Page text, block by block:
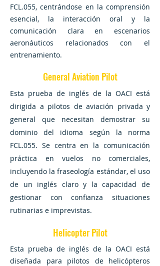
FCL.055, centrándose en la comprensión
esencial, la interacción oral y la
comunicación clara en escenarios
aeronáuticos relacionados con el
entrenamiento.
General Aviation Pilot
Esta prueba de inglés de la OACI está
dirigida a pilotos de aviación privada y
general que necesitan demostrar su
dominio del idioma según la norma
FCL.055. Se centra en la comunicación
práctica en vuelos no comerciales,
incluyendo la fraseología estándar, el uso
de un inglés claro y la capacidad de
gestionar con confianza situaciones
rutinarias e imprevistas.
Helicopter Pilot
Esta prueba de inglés de la OACI está
diseñada para pilotos de helicópteros